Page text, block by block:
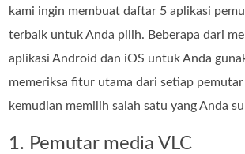
kami ingin membuat daftar 5 aplikasi
terbaik untuk Anda pilih. Beberapa dari
aplikasi Android dan iOS untuk Anda
memeriksa fitur utama dari setiap
kemudian memilih salah satu yang Anda
1. Pemutar media VLC